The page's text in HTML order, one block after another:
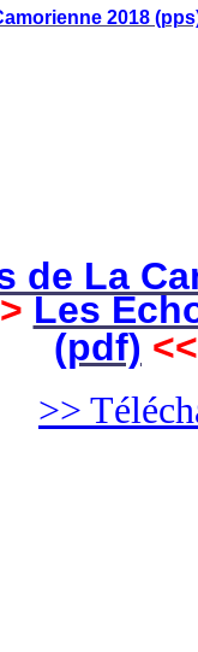
2018
de La
Les
(pdf) <<
>>